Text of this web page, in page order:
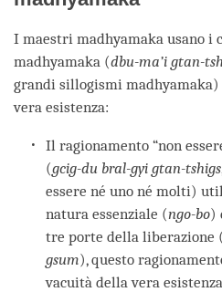
I maestri madhyamaka usano i
madhyamaka (dbu-ma’i gtan-
grandi sillogismi
vera esistenza:
Il ragionamento “non
(gcig-du bral-gyi gtan-tshigs
essere né uno né molti)
natura essenziale (ngo-bo)
tre porte della liberazione
gsum), questo
vacuità della vera